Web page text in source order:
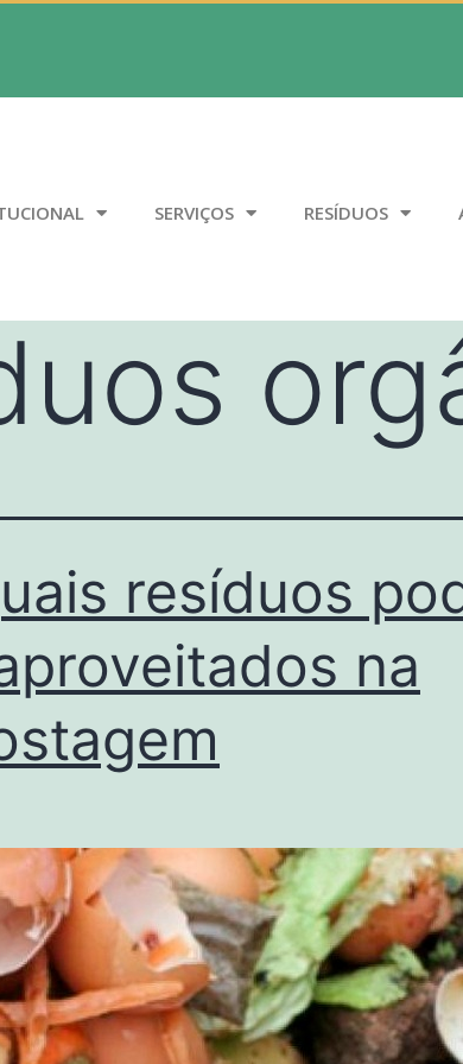
SERVIÇOS RESÍDUOS
resíduos
na